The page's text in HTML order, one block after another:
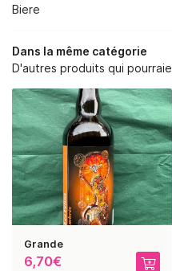
SAVOIR-FAIRE
BOUTIQUE
PHOTOS
AVIS
CONTACT
Biere
Dans la même catégorie
D'autres produits qui
Grande
6,70€